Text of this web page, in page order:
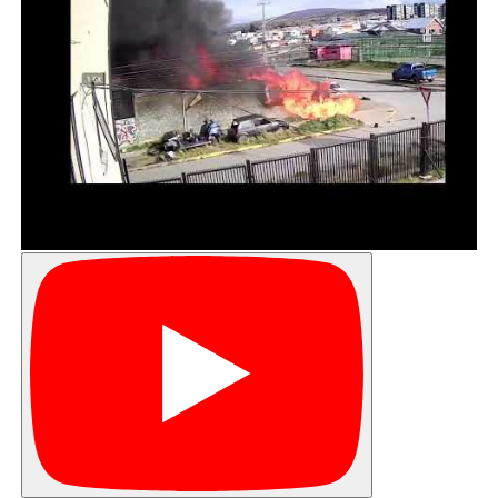
ponernos los pantalones largos en materia de
política social”.
DOS ELEMENTOS CENTRALES
El secretario de Estado explicó los dos
familias y con las familias. Las familias son el
núcleo fundamental donde los niños, las
personas que tienen dificultades, encuentran
apoyo, amor y la posibilidad de ir resolviendo en
conjunto sus problemas.
Esto le permite al Estado, a través del ministerio
de Desarrollo Social y Familia, poder trabajar con
estos grupos. Antes solo podíamos trabajar con